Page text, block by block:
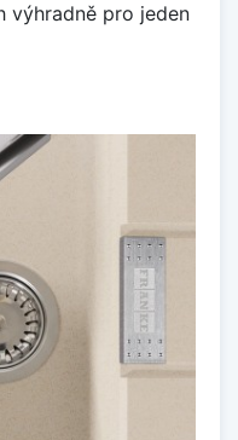
výhradně pro jeden